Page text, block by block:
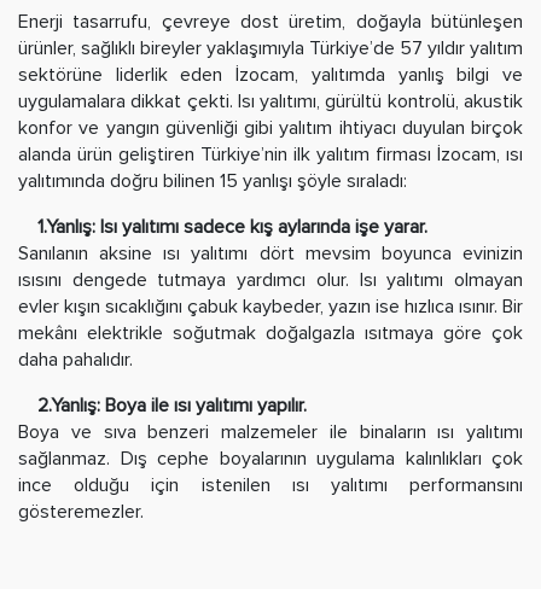
Enerji tasarrufu, çevreye dost üretim, doğayla bütünleşen
ürünler, sağlıklı bireyler yaklaşımıyla Türkiye’de 57 yıldır yalıtım
sektörüne liderlik eden İzocam, yalıtımda yanlış bilgi ve
uygulamalara dikkat çekti. Isı yalıtımı, gürültü kontrolü, akustik
konfor ve yangın güvenliği gibi yalıtım ihtiyacı duyulan birçok
alanda ürün geliştiren Türkiye’nin ilk yalıtım firması İzocam, ısı
yalıtımında doğru bilinen 15 yanlışı şöyle sıraladı:
1.Yanlış: Isı yalıtımı sadece kış aylarında işe yarar.
Sanılanın aksine ısı yalıtımı dört mevsim boyunca evinizin
ısısını dengede tutmaya yardımcı olur. Isı yalıtımı olmayan
evler kışın sıcaklığını çabuk kaybeder, yazın ise hızlıca ısınır. Bir
mekânı elektrikle soğutmak doğalgazla ısıtmaya göre çok
daha pahalıdır.
2.Yanlış: Boya ile ısı yalıtımı yapılır.
Boya ve sıva benzeri malzemeler ile binaların ısı yalıtımı
sağlanmaz. Dış cephe boyalarının uygulama kalınlıkları çok
ince olduğu için istenilen ısı yalıtımı performansını
gösteremezler.